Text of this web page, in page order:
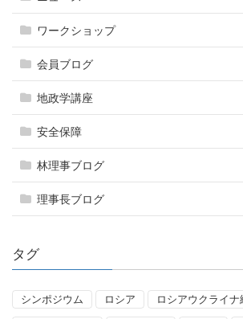
ワークショップ
会員ブログ
地政学講座
安全保障
林理事ブログ
理事長ブログ
タグ
シンポジウム ロシア ロシアウクライナ